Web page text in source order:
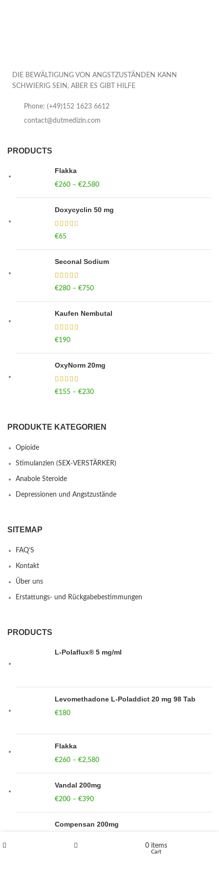
DIE BEWÄLTIGUNG VON ANGSTZUSTÄNDEN KANN
SCHWIERIG SEIN, ABER ES GIBT HILFE
Phone: (+49)152 1623 6612
contact@dutmedizin.com
PRODUCTS
Flakka
€260 – €2,580
Doxycyclin 50 mg
€65
Seconal Sodium
€280 – €750
Kaufen Nembutal
€190
OxyNorm 20mg
€155 – €230
PRODUKTE KATEGORIEN
Opioide
Stimulanzien (SEX-VERSTÄRKER)
Anabole Steroide
Depressionen und Angstzustände
SITEMAP
FAQ’S
Kontakt
Über uns
Erstattungs- und Rückgabebestimmungen
PRODUCTS
L-Polaflux® 5 mg/ml
Levomethadone L-Poladdict 20 mg 98 Tab
€180
Flakka
€260 – €2,580
Vandal 200mg
€200 – €390
Compensan 200mg
Price range: €210 through €380
0 items
Cart